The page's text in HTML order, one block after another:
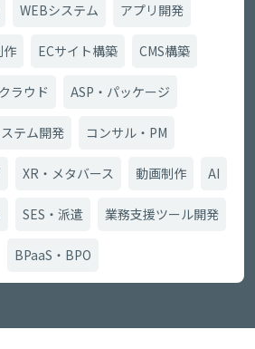
WEBシステム アプリ開発
作 ECサイト構築 CMS構築
ラウド ASP・パッケージ
テム開発 コンサル・PM
XR・メタバース 動画制作 AI
SES・派遣 業務支援ツール開発
BPaaS・BPO